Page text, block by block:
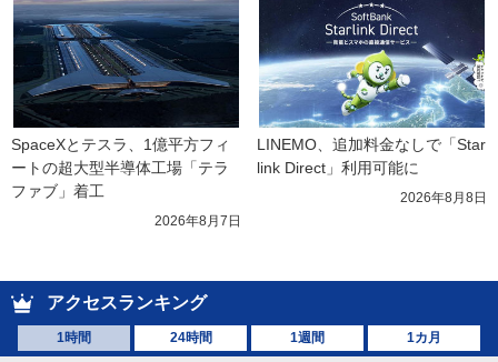
SpaceXとテスラ、1億平方フィ
ートの超大型半導体工場「テラ
ファブ」着工
2026年8月7日
LINEMO、追加料金なしで「Star
link Direct」利用可能に
2026年8月8日
アクセスランキング
1時間 24時間 1週間 1カ月